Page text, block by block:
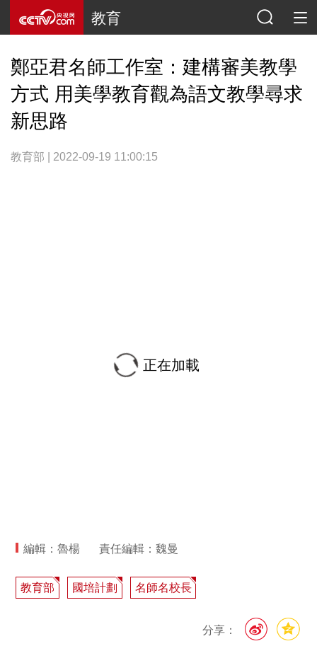
教育
鄭亞君名師工作室：建構審美教學
方式 用美學教育觀為語文教學尋求
新思路
教育部 | 2022-09-19 11:00:15
正在加載
編輯：魯楊 責任編輯：魏曼
教育部 國培計劃 名師名校長
分享：